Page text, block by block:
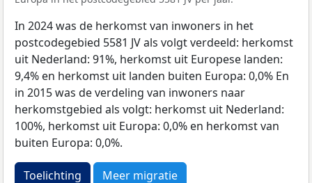
In 2024 was de herkomst van inwoners in het
postcodegebied 5581 JV als volgt verdeeld: herkomst
uit Nederland: 91%, herkomst uit Europese landen:
9,4% en herkomst uit landen buiten Europa: 0,0% En
in 2015 was de verdeling van inwoners naar
herkomstgebied als volgt: herkomst uit Nederland:
100%, herkomst uit Europa: 0,0% en herkomst van
buiten Europa: 0,0%.
Toelichting Meer migratie